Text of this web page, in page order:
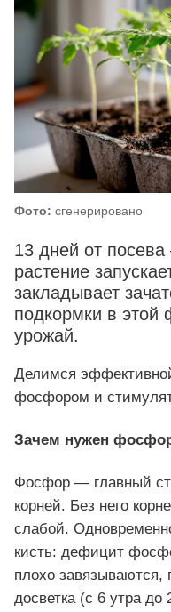
Фото: сгенерировано
13 дней от
растение
закладывает
подкормки в этой
урожай.
Делимся
фосфором и
Зачем нужен
Фосфор — главный
корней. Без него
слабой.
кисть: дефицит
плохо
досветка (с 6 утра до